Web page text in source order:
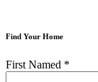
Find Your Home
First Named *